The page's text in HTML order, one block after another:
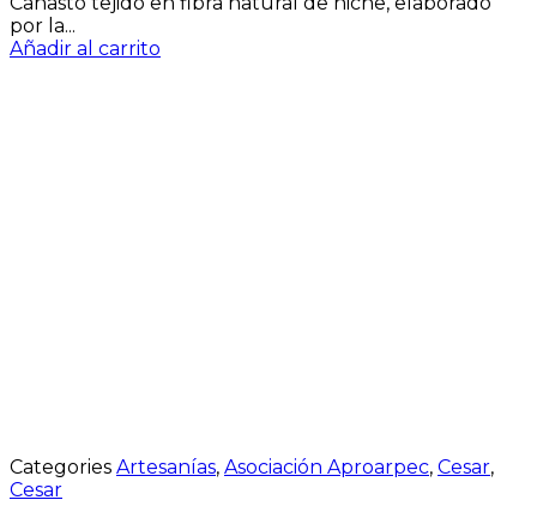
por la...
Añadir al carrito
Categories Artesanías, Asociación Aproarpec, Cesar,
Cesar